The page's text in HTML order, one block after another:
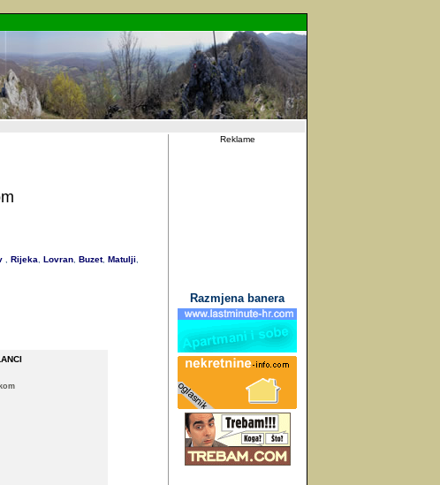
, Rijeka, Lovran, Buzet, Matulji,
Reklame
Razmjena banera